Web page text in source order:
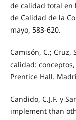
de calidad total en
de Calidad de la
mayo, 583-620.
Camisón, C.; Cruz,
calidad:
Prentice Hall.
Candido, C.J.F. y
implement than